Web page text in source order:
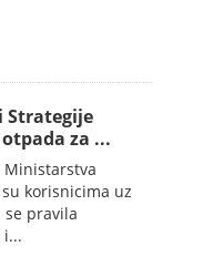
Strategije
za ...
korisnicima uz
pravila